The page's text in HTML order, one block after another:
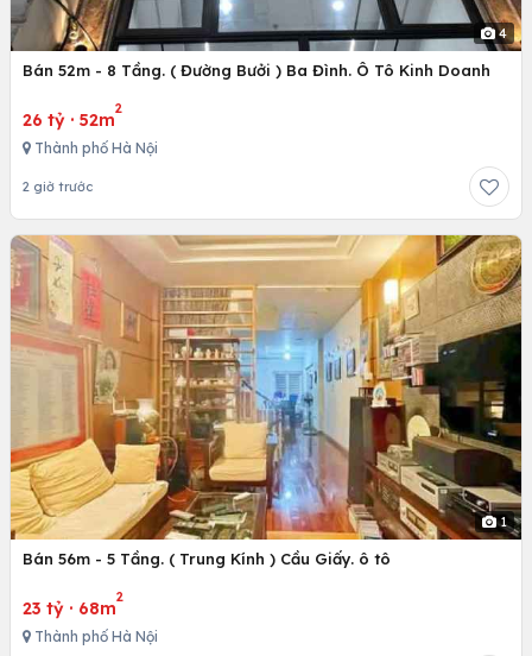
4
Bán 52m - 8 Tầng. ( Đường Bưởi ) Ba Đình. Ô Tô Kinh Doanh
26 tỷ · 52m
2
Thành phố Hà Nội
2 giờ trước
1
Bán 56m - 5 Tầng. ( Trung Kính ) Cầu Giấy. ô tô
23 tỷ · 68m
2
Thành phố Hà Nội